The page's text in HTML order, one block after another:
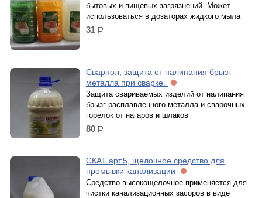
бытовых и пищевых загрязнений. Может
использоваться в дозаторах жидкого мыла
31 р.
Сварпол, защита от налипания брызг
металла при сварке.
Защита свариваемых изделий от налипания
брызг расплавленного металла и сварочных
горелок от нагаров и шлаков
80 р.
СКАТ арт.5, щелочное средство для
промывки канализации
Средство высокощелочное применяется для
чистки канализационных засоров в виде